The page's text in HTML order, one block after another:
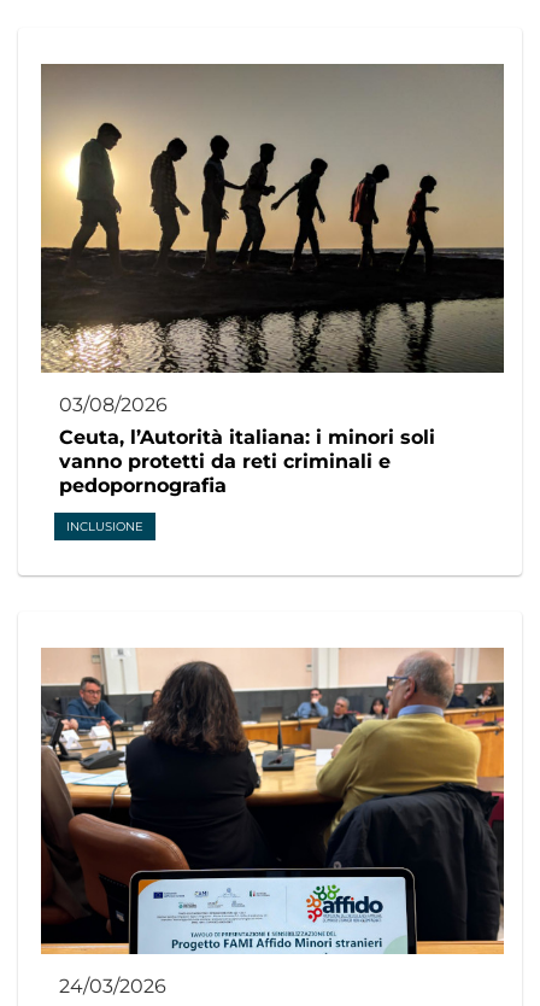
03/08/2026
Ceuta, l’Autorità italiana: i minori soli
vanno protetti da reti criminali e
pedopornografia
INCLUSIONE
24/03/2026